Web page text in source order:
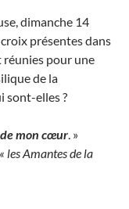
dimanche 14
présentes dans
réunies pour une
de la
sont-elles ?
de mon cœur . »
les Amantes de la